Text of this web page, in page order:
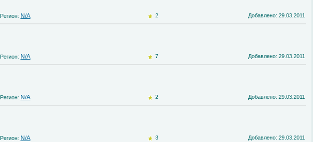
Регион: N/A 2 Добавлено: 29.03.2011
Регион: N/A 7 Добавлено: 29.03.2011
Регион: N/A 2 Добавлено: 29.03.2011
Регион: N/A 3 Добавлено: 29.03.2011